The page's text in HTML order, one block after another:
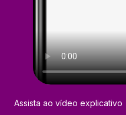
Assista ao vídeo explicativo